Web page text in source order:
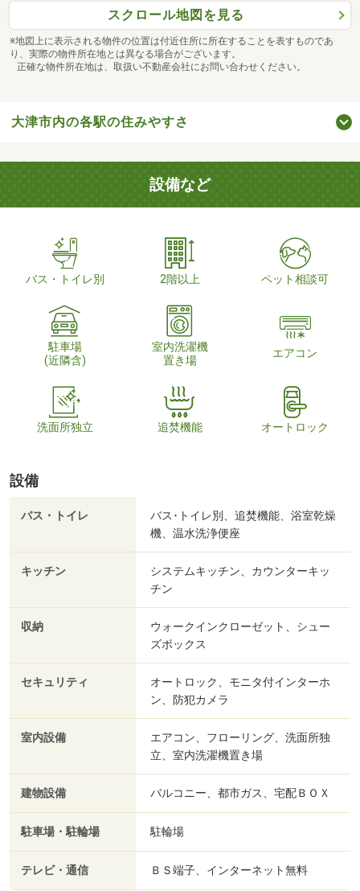
スクロール地図を見る
※地図上に表示される物件の位置は付近住所に所在することを表すものであ
り、実際の物件所在地とは異なる場合がございます。
正確な物件所在地は、取扱い不動産会社にお問い合わせください。
大津市内の各駅の住みやすさ
設備など
バス・トイレ別 2階以上 ペット相談可
駐車場
(近隣含)
室内洗濯機
置き場
エアコン
洗面所独立 追焚機能 オートロック
設備
バス・トイレ
バス･トイレ別、追焚機能、浴室乾燥
機、温水洗浄便座
キッチン
システムキッチン、カウンターキッ
チン
収納
ウォークインクローゼット、シュー
ズボックス
セキュリティ
オートロック、モニタ付インターホ
ン、防犯カメラ
室内設備
エアコン、フローリング、洗面所独
立、室内洗濯機置き場
建物設備 バルコニー、都市ガス、宅配ＢＯＸ
駐車場・駐輪場 駐輪場
テレビ・通信 ＢＳ端子、インターネット無料